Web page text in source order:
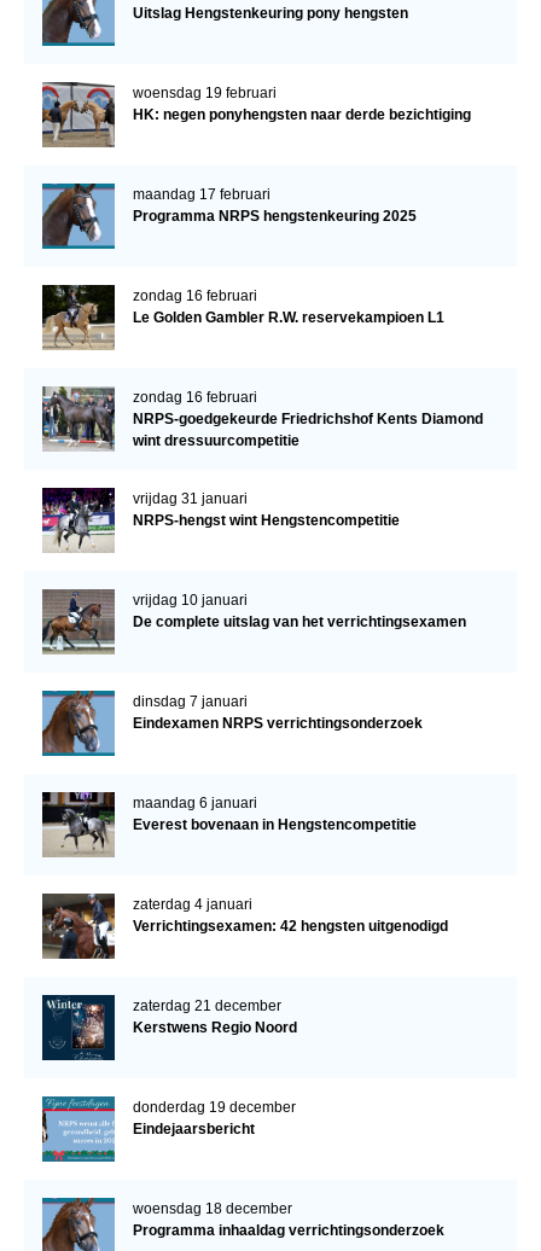
Uitslag Hengstenkeuring pony hengsten
woensdag 19 februari
HK: negen ponyhengsten naar derde bezichtiging
maandag 17 februari
Programma NRPS hengstenkeuring 2025
zondag 16 februari
Le Golden Gambler R.W. reservekampioen L1
zondag 16 februari
NRPS-goedgekeurde Friedrichshof Kents Diamond
wint dressuurcompetitie
vrijdag 31 januari
NRPS-hengst wint Hengstencompetitie
vrijdag 10 januari
De complete uitslag van het verrichtingsexamen
dinsdag 7 januari
Eindexamen NRPS verrichtingsonderzoek
maandag 6 januari
Everest bovenaan in Hengstencompetitie
zaterdag 4 januari
Verrichtingsexamen: 42 hengsten uitgenodigd
zaterdag 21 december
Kerstwens Regio Noord
donderdag 19 december
Eindejaarsbericht
woensdag 18 december
Programma inhaaldag verrichtingsonderzoek